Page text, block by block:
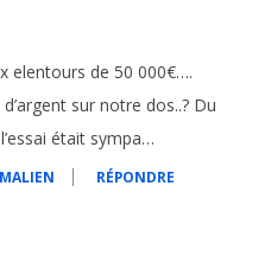
elentours de 50 000€….
sur notre dos..? Du
était sympa…
RÉPONDRE